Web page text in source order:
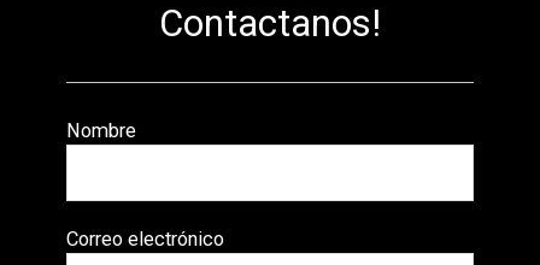
Contactanos!
Nombre
Correo electrónico